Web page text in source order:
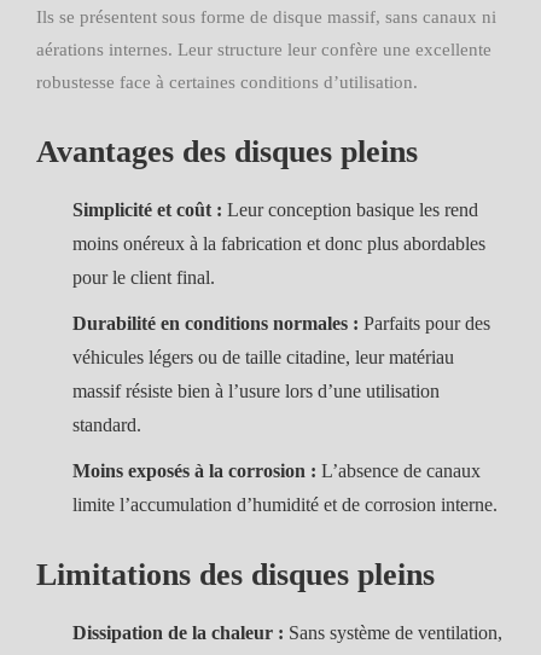
Ils se présentent sous forme de disque massif, sans canaux ni
aérations internes. Leur structure leur confère une excellente
robustesse face à certaines conditions d’utilisation.
Avantages des disques pleins
Simplicité et coût : Leur conception basique les rend
moins onéreux à la fabrication et donc plus abordables
pour le client final.
Durabilité en conditions normales : Parfaits pour des
véhicules légers ou de taille citadine, leur matériau
massif résiste bien à l’usure lors d’une utilisation
standard.
Moins exposés à la corrosion : L’absence de canaux
limite l’accumulation d’humidité et de corrosion interne.
Limitations des disques pleins
Dissipation de la chaleur : Sans système de ventilation,